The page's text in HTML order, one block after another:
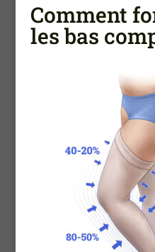
Comment
les bas